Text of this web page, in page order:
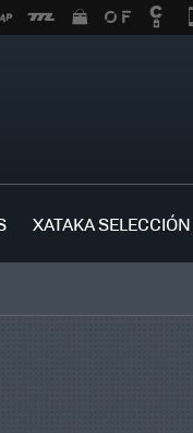
XATAKA SELECCIÓN